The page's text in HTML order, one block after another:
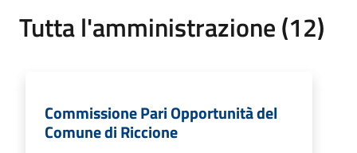
Tutta l'amministrazione (12)
Commissione Pari Opportunità del
Comune di Riccione